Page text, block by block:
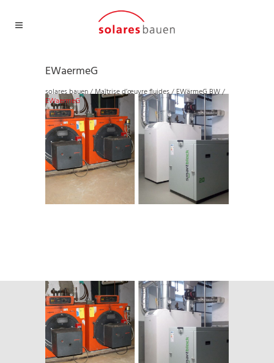
EWaermeG
solares bauen/Maîtrise d’œuvre fluides/EWärmeG BW/
EWaermeG